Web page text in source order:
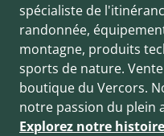
spécialiste de
randonnée,
montagne, produits
sports de nature.
boutique du Vercors.
notre passion du plein
Explorez notre histoire